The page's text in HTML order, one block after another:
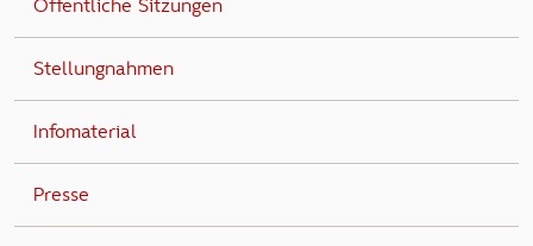
Öffentliche Sitzungen
Stellungnahmen
Infomaterial
Presse